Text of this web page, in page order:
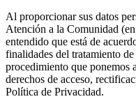
Al proporcionar sus datos
Atención a la Comunidad
entendido que está de
finalidades del tratamiento
procedimiento que ponemos
derechos de acceso,
Política de Privacidad.